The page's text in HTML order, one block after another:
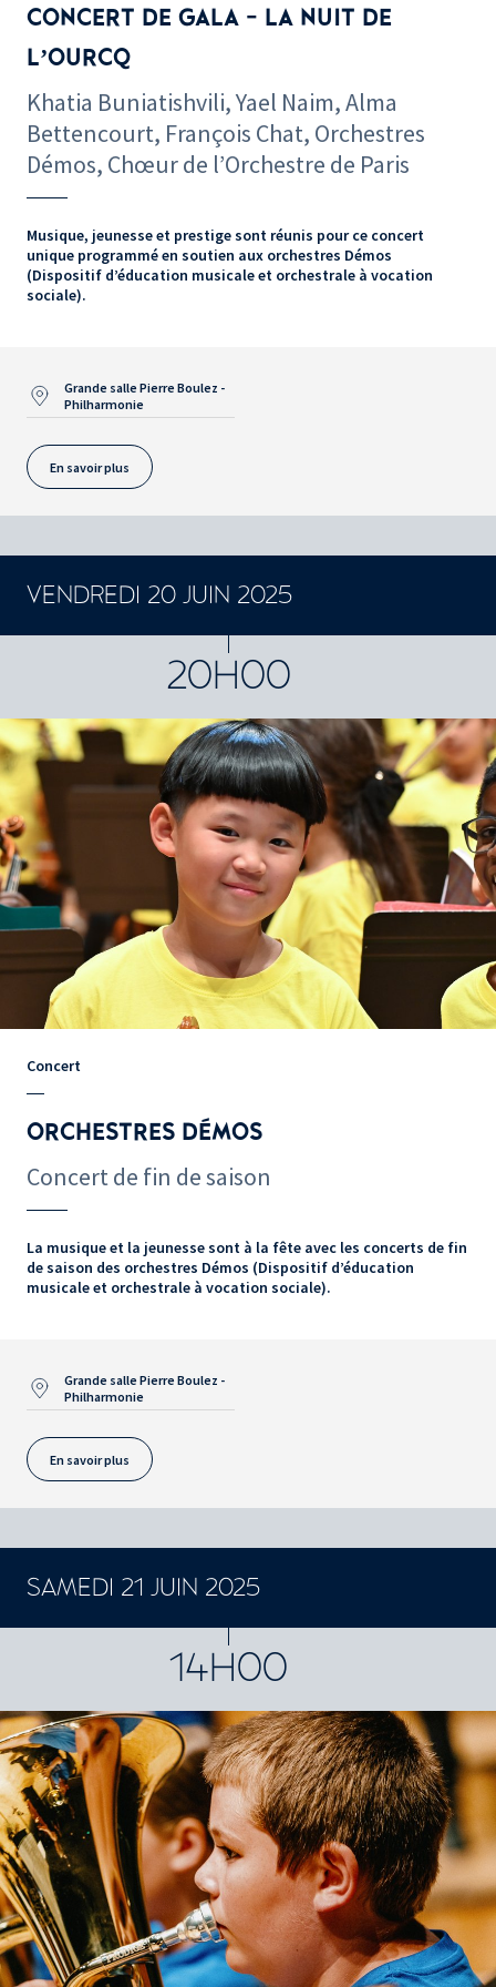
CONCERT DE GALA - LA NUIT DE
L’OURCQ
Khatia Buniatishvili, Yael Naim, Alma
Bettencourt, François Chat, Orchestres
Démos, Chœur de l’Orchestre de Paris
Musique, jeunesse et prestige sont réunis pour ce concert
unique programmé en soutien aux orchestres Démos
(Dispositif d’éducation musicale et orchestrale à vocation
sociale).
Grande salle Pierre Boulez -
Philharmonie
En savoir plus
VENDREDI 20 JUIN 2025
20H00
Concert
ORCHESTRES DÉMOS
Concert de fin de saison
La musique et la jeunesse sont à la fête avec les concerts de fin
de saison des orchestres Démos (Dispositif d’éducation
musicale et orchestrale à vocation sociale).
Grande salle Pierre Boulez -
Philharmonie
En savoir plus
SAMEDI 21 JUIN 2025
14H00